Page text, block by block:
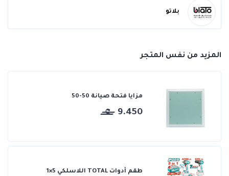
بلاتو
المزيد من نفس المتجر
مزايا فتحة صيانة 50-50
9.450
طقم أدوات TOTAL اللاسلكي 5×1